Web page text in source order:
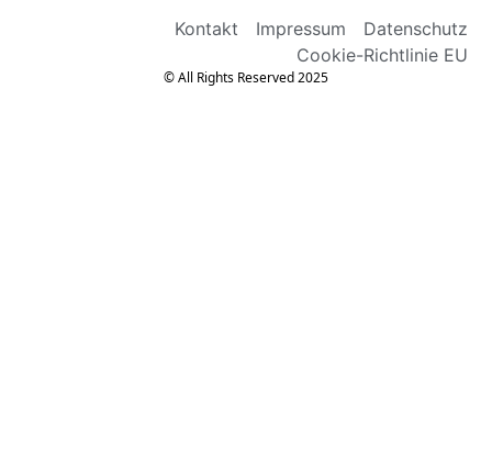
Kontakt Impressum
Datenschutz
Cookie-Richtlinie EU
© All Rights Reserved 2025